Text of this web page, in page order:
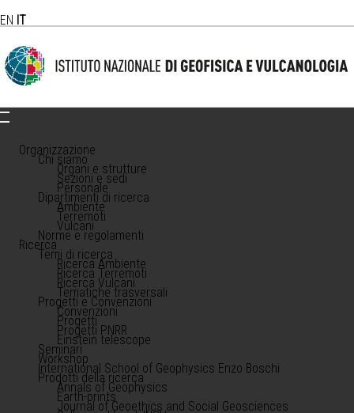
EN IT
Organizzazione
Chi siamo
Organi e strutture
Sezioni e sedi
Personale
Dipartimenti di ricerca
Ambiente
Terremoti
Vulcani
Norme e regolamenti
Ricerca
Temi di ricerca
Ricerca Ambiente
Ricerca Terremoti
Ricerca Vulcani
Tematiche trasversali
Progetti e Convenzioni
Convenzioni
Progetti
Progetti PNRR
Einstein telescope
Seminari
Workshop
International School of Geophysics Enzo Boschi
Prodotti della ricerca
Annals of Geophysics
Earth-prints
Journal of Geoethics and Social Geosciences